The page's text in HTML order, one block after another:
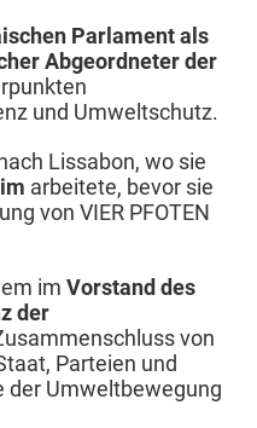
Parlament als
Abgeordneter der
und Umweltschutz.
Lissabon, wo sie
arbeitete, bevor sie
von VIER PFOTEN
im Vorstand des
der
von
Parteien und
der Umweltbewegung